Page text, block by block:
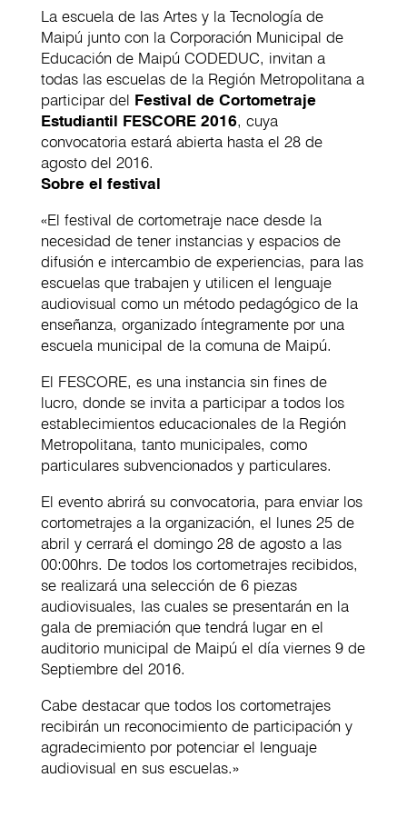
La escuela de las Artes y la Tecnología de
Maipú junto con la Corporación Municipal de
Educación de Maipú CODEDUC, invitan a
todas las escuelas de la Región Metropolitana a
participar del Festival de Cortometraje
Estudiantil FESCORE 2016, cuya
convocatoria estará abierta hasta el 28 de
agosto del 2016.
Sobre el festival
«El festival de cortometraje nace desde la
necesidad de tener instancias y espacios de
difusión e intercambio de experiencias, para las
escuelas que trabajen y utilicen el lenguaje
audiovisual como un método pedagógico de la
enseñanza, organizado íntegramente por una
escuela municipal de la comuna de Maipú.
El FESCORE, es una instancia sin fines de
lucro, donde se invita a participar a todos los
establecimientos educacionales de la Región
Metropolitana, tanto municipales, como
particulares subvencionados y particulares.
El evento abrirá su convocatoria, para enviar los
cortometrajes a la organización, el lunes 25 de
abril y cerrará el domingo 28 de agosto a las
00:00hrs. De todos los cortometrajes recibidos,
se realizará una selección de 6 piezas
audiovisuales, las cuales se presentarán en la
gala de premiación que tendrá lugar en el
auditorio municipal de Maipú el día viernes 9 de
Septiembre del 2016.
Cabe destacar que todos los cortometrajes
recibirán un reconocimiento de participación y
agradecimiento por potenciar el lenguaje
audiovisual en sus escuelas.»